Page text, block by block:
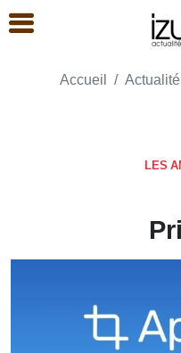
Accueil Actualité
LES